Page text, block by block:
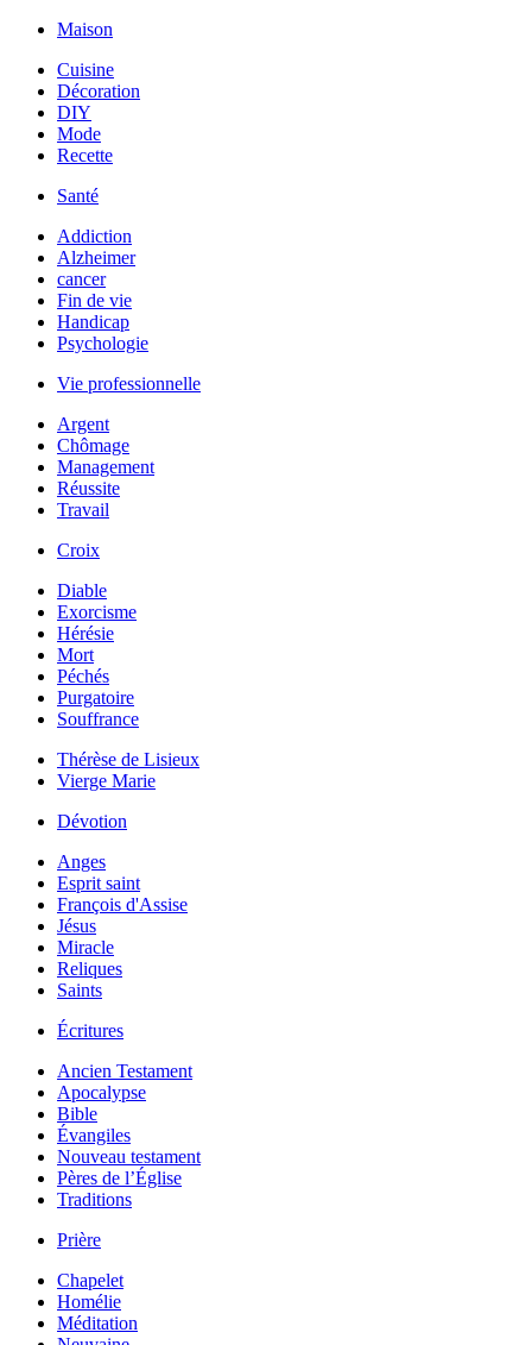
Maison
Cuisine
Décoration
DIY
Mode
Recette
Santé
Addiction
Alzheimer
cancer
Fin de vie
Handicap
Psychologie
Vie professionnelle
Argent
Chômage
Management
Réussite
Travail
Croix
Diable
Exorcisme
Hérésie
Mort
Péchés
Purgatoire
Souffrance
Thérèse de Lisieux
Vierge Marie
Dévotion
Anges
Esprit saint
François d'Assise
Jésus
Miracle
Reliques
Saints
Écritures
Ancien Testament
Apocalypse
Bible
Évangiles
Nouveau testament
Pères de l’Église
Traditions
Prière
Chapelet
Homélie
Méditation